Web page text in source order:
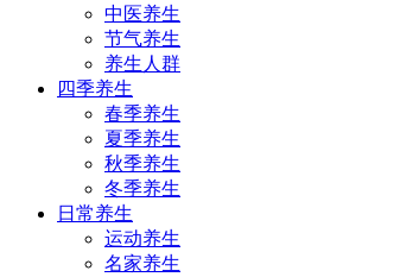
中医养生
节气养生
养生人群
四季养生
春季养生
夏季养生
秋季养生
冬季养生
日常养生
运动养生
名家养生